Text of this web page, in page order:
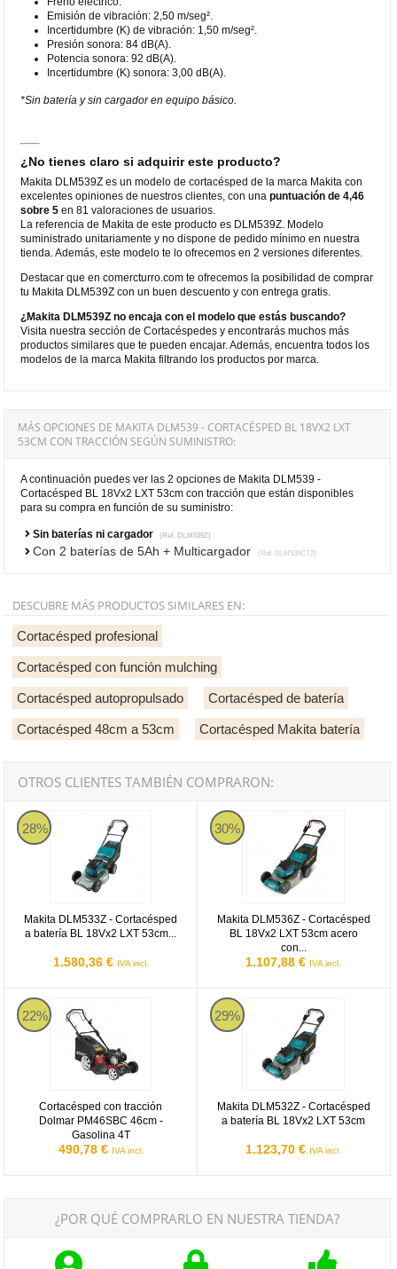
Emisión de vibración: 2,50 m/seg².
Incertidumbre (K) de vibración: 1,50 m/seg².
Presión sonora: 84 dB(A).
Potencia sonora: 92 dB(A).
Incertidumbre (K) sonora: 3,00 dB(A).
*Sin batería y sin cargador en equipo básico.
¿No tienes claro si adquirir este producto?
Makita DLM539Z es un modelo de cortacésped de la marca Makita con
excelentes opiniones de nuestros clientes, con unapuntuación de 4,46
sobre 5 en 81 valoraciones de usuarios.
La referencia de Makita de este producto es DLM539Z. Modelo
suministrado unitariamente y no dispone de pedido mínimo en nuestra
tienda. Además, este modelo te lo ofrecemos en 2 versiones diferentes.
Destacar que en comercturro.com te ofrecemos la posibilidad de comprar
tu Makita DLM539Z con un buen descuento y con entrega gratis.
¿Makita DLM539Z no encaja con el modelo que estás buscando?
Visita nuestra sección de Cortacéspedes y encontrarás muchos más
productos similares que te pueden encajar. Además, encuentra todos los
modelos de la marca Makita filtrando los productos por marca.
MÁS OPCIONES DE MAKITA DLM539 - CORTACÉSPED BL 18VX2 LXT
53CM CON TRACCIÓN SEGÚN SUMINISTRO:
A continuación puedes ver las 2 opciones de Makita DLM539 -
Cortacésped BL 18Vx2 LXT 53cm con tracción que están disponibles
para su compra en función de su suministro:
Sin baterías ni cargador (Ref. DLM539Z)
Con 2 baterías de 5Ah + Multicargador (Ref. DLM539CT2)
DESCUBRE MÁS PRODUCTOS SIMILARES EN:
Cortacésped profesional
Cortacésped con función mulching
Cortacésped autopropulsado Cortacésped de batería
Cortacésped 48cm a 53cm Cortacésped Makita batería
OTROS CLIENTES TAMBIÉN COMPRARON:
28%
Makita DLM533Z - Cortacésped
a batería BL 18Vx2 LXT 53cm...
1.580,36 € IVA incl.
Makita DLM533Z
30%
Makita DLM536Z - Cortacésped
BL 18Vx2 LXT 53cm acero
con...
1.107,88 € IVA incl.
Makita DLM536Z
22%
Cortacésped con tracción
Dolmar PM46SBC 46cm -
Gasolina 4T
490,78 € IVA incl.
Dolmar PM46SBC
29%
Makita DLM532Z - Cortacésped
a batería BL 18Vx2 LXT 53cm
1.123,70 € IVA incl.
Makita DLM532Z
¿POR QUÉ COMPRARLO EN NUESTRA TIENDA?